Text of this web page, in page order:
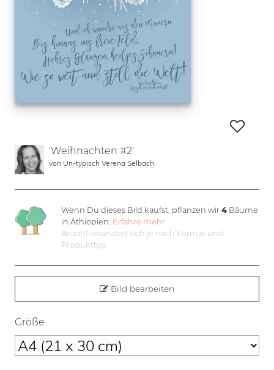
'Weihnachten #2'
von Un-typisch Verena Selbach
Wenn Du dieses Bild kaufst, pflanzen wir4 Bäume
in Äthiopien. Erfahre mehr
Anzahl verändert sich je nach Format und
Produkttyp
Bild bearbeiten
Größe